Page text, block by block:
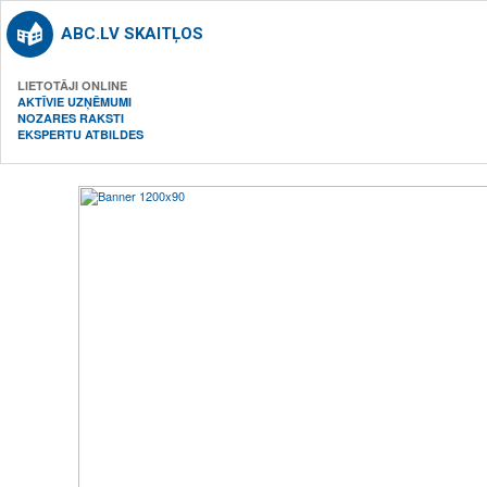
ABC.LV SKAITĻOS
LIETOTĀJI ONLINE
AKTĪVIE UZŅĒMUMI
NOZARES RAKSTI
EKSPERTU ATBILDES